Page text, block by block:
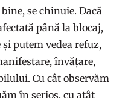
se chinuie. Dacă
până la blocaj,
putem vedea refuz,
învățare,
Cu cât observăm
în serios, cu atât